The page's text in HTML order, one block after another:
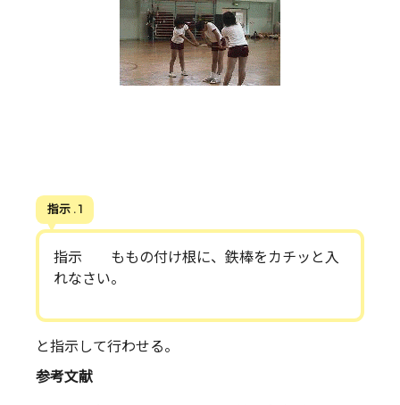
指示 . 1
指示 ももの付け根に、鉄棒をカチッと入
れなさい。
と指示して行わせる。
参考文献